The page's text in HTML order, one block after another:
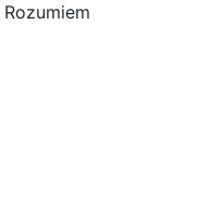
Rozumiem